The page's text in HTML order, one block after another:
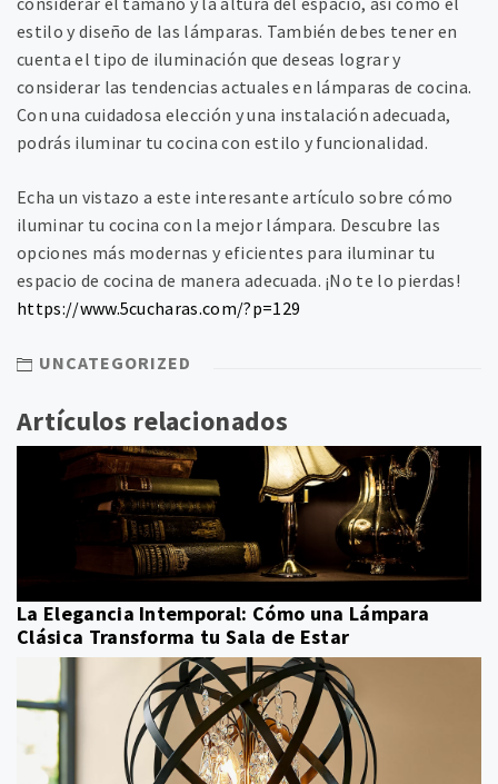
estilo y diseño de las lámparas. También debes tener en
cuenta el tipo de iluminación que deseas lograr y
considerar las tendencias actuales en lámparas de cocina.
Con una cuidadosa elección y una instalación adecuada,
podrás iluminar tu cocina con estilo y funcionalidad.
Echa un vistazo a este interesante artículo sobre cómo
iluminar tu cocina con la mejor lámpara. Descubre las
opciones más modernas y eficientes para iluminar tu
espacio de cocina de manera adecuada. ¡No te lo pierdas!
https://www.5cucharas.com/?p=129
UNCATEGORIZED
Artículos relacionados
La Elegancia Intemporal: Cómo una Lámpara
Clásica Transforma tu Sala de Estar